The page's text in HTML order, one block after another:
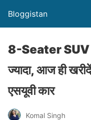
Bloggistan
8-Seater SUV
ज्यादा, आज ही
एसयूवी कार
Komal Singh